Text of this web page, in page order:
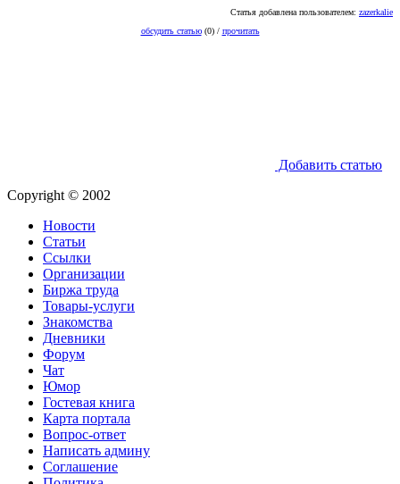
Статья добавлена пользователем: zazerkalie
обсудить статью(0) / прочитать
Добавить статью
Copyright © 2002
Новости
Статьи
Ссылки
Организации
Биржа труда
Товары-услуги
Знакомства
Дневники
Форум
Чат
Юмор
Гостевая книга
Карта портала
Вопрос-ответ
Написать админу
Соглашение